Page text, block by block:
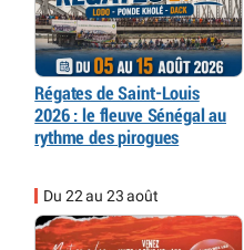
Régates de Saint-Louis
2026 : le fleuve Sénégal au
rythme des pirogues
Du 22 au 23 août